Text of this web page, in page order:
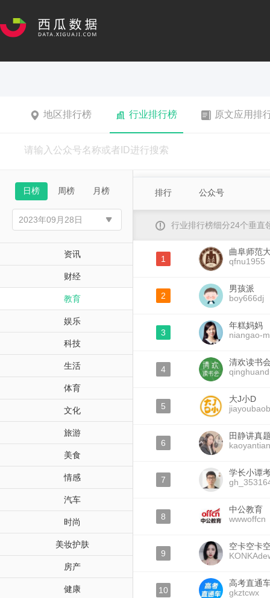
地区排行榜 行业排行榜 原文应用排
日榜 周榜 月榜
资讯
财经
教育
娱乐
科技
生活
体育
文化
旅游
美食
情感
汽车
时尚
美妆护肤
房产
健康
排行 公众号
行业排行榜细分24个垂直
1
曲阜师范
qfnu1955
2
男孩派
boy666dj
3
年糕妈妈
niangao-
4
清欢读书
5
大J小D
6
田静讲真
7
学长小谭
8
中公教育
wwwoffcn
9
空卡空卡
10
高考直通
gkztcwx